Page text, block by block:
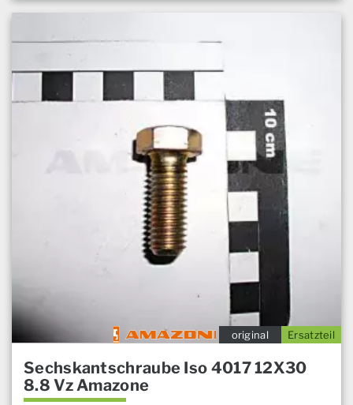
Ersatzteil
original
Sechskantschraube Iso 4017 12X30
8.8 Vz Amazone